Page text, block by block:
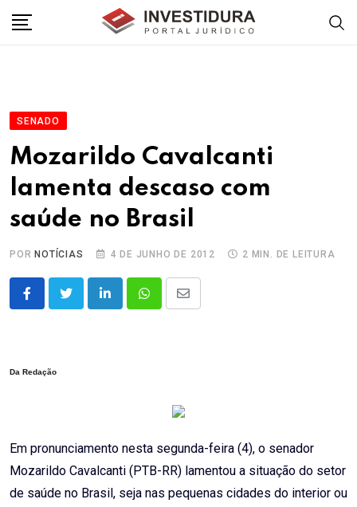
SENADO
Mozarildo Cavalcanti
lamenta descaso com
saúde no Brasil
POR NOTÍCIAS 4 DE JUNHO DE 2012 2 MIN. DE LEITURA
LinkedInWhatsappShare
Da Redação
Em pronunciamento nesta segunda-feira (4), o senador
Mozarildo Cavalcanti (PTB-RR) lamentou a situação do setor
de saúde no Brasil, seja nas pequenas cidades do interior ou